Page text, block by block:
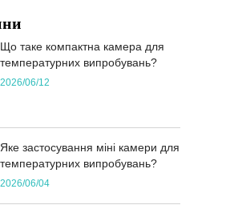
Що таке компактна камера для
температурних випробувань?
2026/06/12
Яке застосування міні камери для
температурних випробувань?
2026/06/04